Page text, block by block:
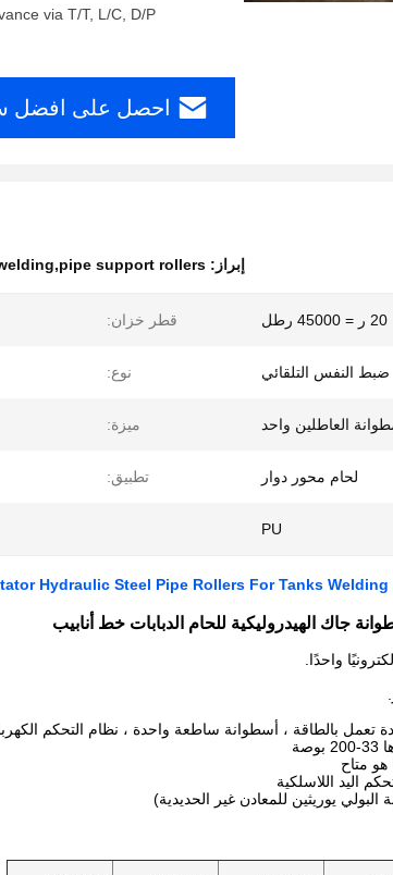
via T/T, L/C, D/P
احصل على افضل
إبراز: support rollers
20 ر = 45000 رطل قطر خزان:
ضبط النفس التلقائي نوع:
العاطلين واحد ميزة:
لحام محور دوار تطبيق:
PU
Hydraulic Steel Pipe Rollers For Tanks Welding
جاك الهيدروليكية للحام الدبابات خط أنابيب